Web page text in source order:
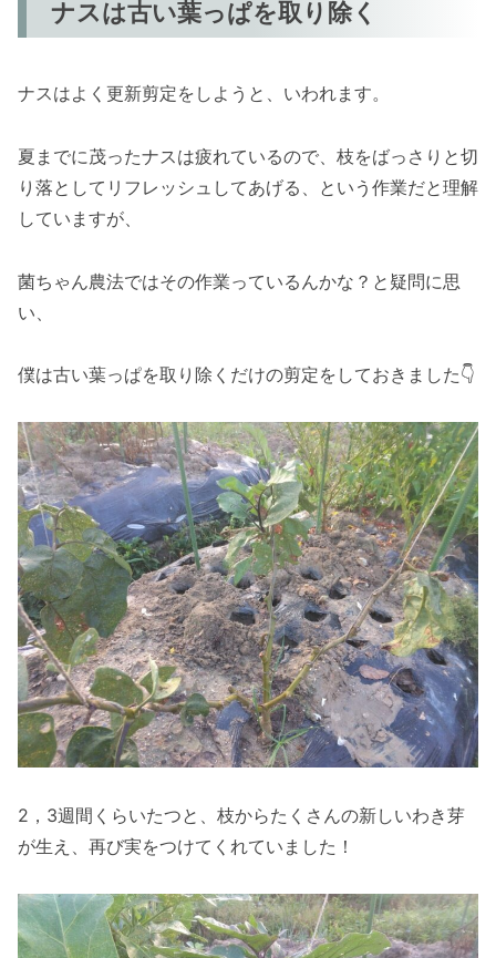
まとめ｜菌ちゃん農法は剪定更新なしでも秋ナ
ナスは古い葉っぱを取り除く
ナスはよく更新剪定をしようと、いわれます。
夏までに茂ったナスは疲れているので、枝をばっさりと切
り落としてリフレッシュしてあげる、という作業だと理解
していますが、
菌ちゃん農法ではその作業っているんかな？と疑問に思
い、
僕は古い葉っぱを取り除くだけの剪定をしておきました👇
2，3週間くらいたつと、枝からたくさんの新しいわき芽
が生え、再び実をつけてくれていました！